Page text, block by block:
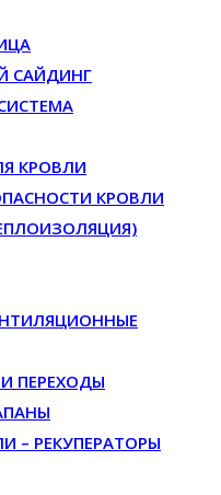
САЙДИНГ
КРОВЛИ
КРОВЛИ
ПЕРЕХОДЫ
– РЕКУПЕРАТОРЫ